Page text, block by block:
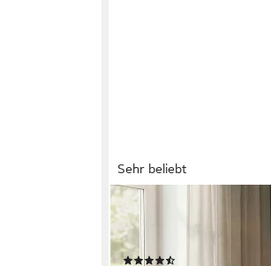
Sehr beliebt
INOSIGN
Relaxsessel KEADY,
Relaxsessel, Ohrensessel